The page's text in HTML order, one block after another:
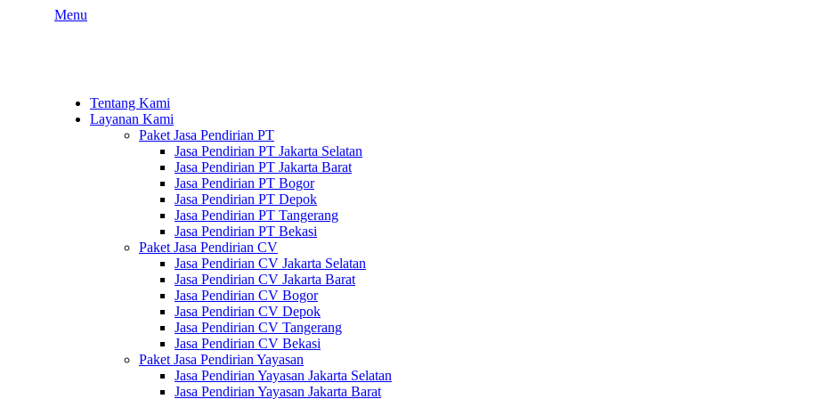
Menu
Tentang Kami
Layanan Kami
Paket Jasa Pendirian PT
Jasa Pendirian PT Jakarta Selatan
Jasa Pendirian PT Jakarta Barat
Jasa Pendirian PT Bogor
Jasa Pendirian PT Depok
Jasa Pendirian PT Tangerang
Jasa Pendirian PT Bekasi
Paket Jasa Pendirian CV
Jasa Pendirian CV Jakarta Selatan
Jasa Pendirian CV Jakarta Barat
Jasa Pendirian CV Bogor
Jasa Pendirian CV Depok
Jasa Pendirian CV Tangerang
Jasa Pendirian CV Bekasi
Paket Jasa Pendirian Yayasan
Jasa Pendirian Yayasan Jakarta Selatan
Jasa Pendirian Yayasan Jakarta Barat